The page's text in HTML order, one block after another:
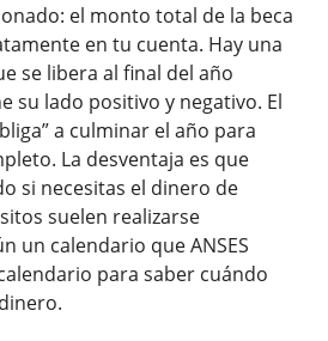
el monto total de la beca
en tu cuenta. Hay una
se libera al final del año
su lado positivo y negativo. El
a culminar el año para
La desventaja es que
si necesitas el dinero de
suelen realizarse
un calendario que ANSES
para saber cuándo